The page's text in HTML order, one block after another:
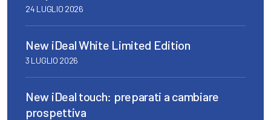
24 LUGLIO 2026
New iDeal White Limited Edition
3 LUGLIO 2026
New iDeal touch: preparati a cambiare
prospettiva